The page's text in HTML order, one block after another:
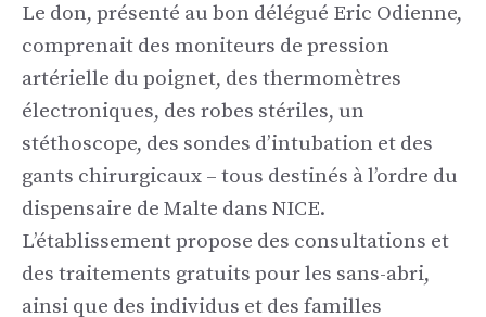
Le don, présenté au bon délégué Eric Odienne,
comprenait des moniteurs de pression
artérielle du poignet, des thermomètres
électroniques, des robes stériles, un
stéthoscope, des sondes d’intubation et des
gants chirurgicaux – tous destinés à l’ordre du
dispensaire de Malte dans NICE.
L’établissement propose des consultations et
des traitements gratuits pour les sans-abri,
ainsi que des individus et des familles